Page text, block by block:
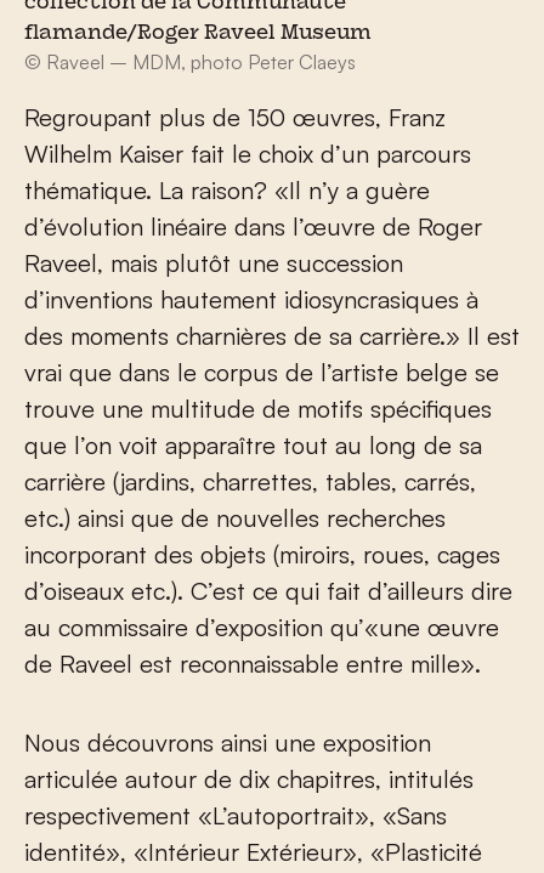
collection de la Communauté
flamande/Roger Raveel Museum
© Raveel – MDM, photo Peter Claeys
Regroupant plus de 150 œuvres, Franz
Wilhelm Kaiser fait le choix d’un parcours
thématique. La raison? «Il n’y a guère
d’évolution linéaire dans l’œuvre de Roger
Raveel, mais plutôt une succession
d’inventions hautement idiosyncrasiques à
des moments charnières de sa carrière.» Il est
vrai que dans le corpus de l’artiste belge se
trouve une multitude de motifs spécifiques
que l’on voit apparaître tout au long de sa
carrière (jardins, charrettes, tables, carrés,
etc.) ainsi que de nouvelles recherches
incorporant des objets (miroirs, roues, cages
d’oiseaux etc.). C’est ce qui fait d’ailleurs dire
au commissaire d’exposition qu’«une œuvre
de Raveel est reconnaissable entre mille».
Nous découvrons ainsi une exposition
articulée autour de dix chapitres, intitulés
respectivement «L’autoportrait», «Sans
identité», «Intérieur Extérieur», «Plasticité